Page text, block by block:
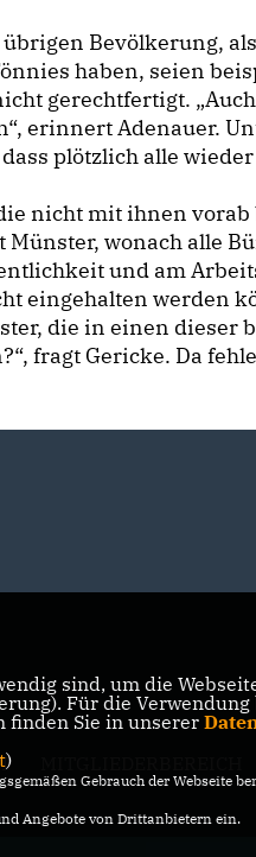
Bevölkerung,
haben, seien
gerechtfertigt.
erinnert Adenauer.
plötzlich alle
nicht mit ihnen vorab
wonach alle
und am
eingehalten werden
die in einen dieser
fragt Gericke. Da
sind, um die
Für die
finden Sie in unserer
)
Gebrauch der Webseite
Angebote von Drittanbietern ein.